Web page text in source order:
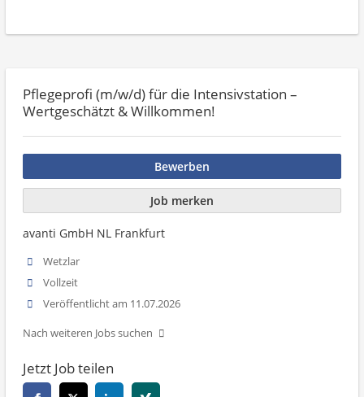
Pflegeprofi (m/w/d) für die Intensivstation –
Wertgeschätzt & Willkommen!
Bewerben
Job merken
avanti GmbH NL Frankfurt
Wetzlar
Vollzeit
Veröffentlicht am 11.07.2026
Nach weiteren Jobs suchen
Jetzt Job teilen